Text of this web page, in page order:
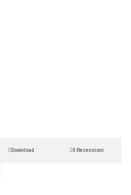
Download 0 Recensioni